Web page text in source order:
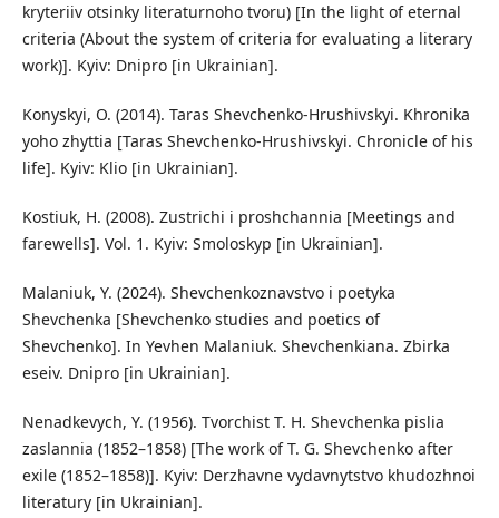
kryteriiv otsinky literaturnoho tvoru) [In the light of eternal
criteria (About the system of criteria for evaluating a literary
work)]. Kyiv: Dnipro [in Ukrainian].
Konyskyi, O. (2014). Taras Shevchenko-Hrushivskyi. Khronika
yoho zhyttia [Taras Shevchenko-Hrushivskyi. Chronicle of his
life]. Kyiv: Klio [in Ukrainian].
Kostiuk, H. (2008). Zustrichi i proshchannia [Meetings and
farewells]. Vol. 1. Kyiv: Smoloskyp [in Ukrainian].
Malaniuk, Y. (2024). Shevchenkoznavstvo i poetyka
Shevchenka [Shevchenko studies and poetics of
Shevchenko]. In Yevhen Malaniuk. Shevchenkiana. Zbirka
eseiv. Dnipro [in Ukrainian].
Nenadkevych, Y. (1956). Tvorchist T. H. Shevchenka pislia
zaslannia (1852–1858) [The work of T. G. Shevchenko after
exile (1852–1858)]. Kyiv: Derzhavne vydavnytstvo khudozhnoi
literatury [in Ukrainian].